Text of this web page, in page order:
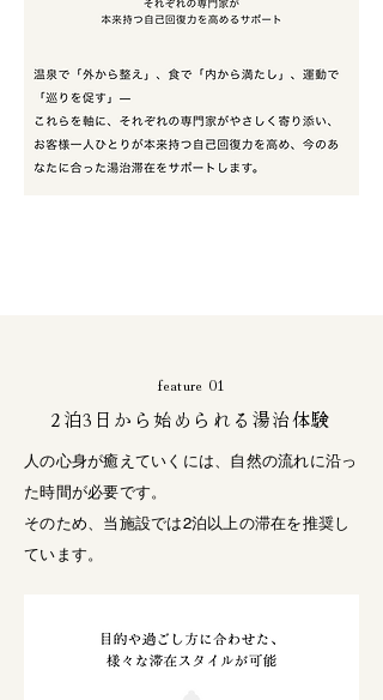
feature 01
2泊3日から始められる湯治体験
人の心身が癒えていくには、自然の流れに沿っ
た時間が必要です。
そのため、当施設では2泊以上の滞在を推奨し
ています。